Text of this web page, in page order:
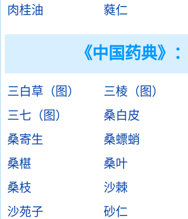
肉桂油
蕤仁
《中国药典》
三白草（图）
三棱（图）
三七（图）
桑白皮
桑寄生
桑螵蛸
桑椹
桑叶
桑枝
沙棘
沙苑子
砂仁